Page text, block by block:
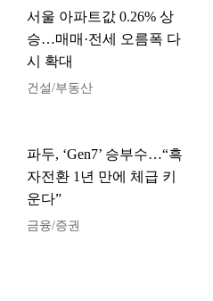
서울 아파트값 0.26% 상
승…매매·전세 오름폭 다
시 확대
건설/부동산
파두, ‘Gen7’ 승부수…“흑
자전환 1년 만에 체급 키
운다”
금융/증권